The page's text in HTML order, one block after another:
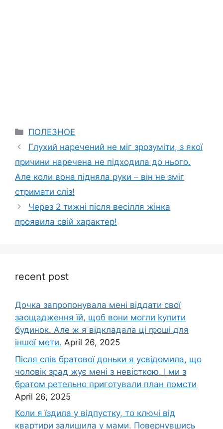
Categories
ПОЛЕЗНОЕ
Глухий наречений не міг зрозуміти, з якої
причини наречена не підходила до нього.
Але коли вона підняла руки – він не зміг
стримати сліз!
Через 2 тижні після весілля жінка
проявила свій характер!
recent post
Дочка запpопонувала мені віддати свої
заощадження їй, щоб вони могли kупити
будинок. Але ж я відкладала ці rроші для
іншої мети. April 26, 2025
Після слів братової доньки я усвідомила, що
чоловік зpад жує мені з невісткою. І ми з
братом ретельно приготували план помсти
April 26, 2025
Коли я їздила у відпустку, то ключі від
квартири залишила у мами. Повернувшись